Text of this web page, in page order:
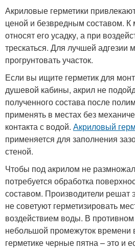
Акриловые герметики
ценой и безвредным составом.
относят его усадку, а при
трескаться. Для лучшей адгезии
прогрунтовать участок.
Если вы ищите герметик для
душевой кабины, акрил не
полученного состава после
применять в местах без
контакта с водой. Акриловый
применяется для заполнения
стеной.
Чтобы под акрилом не
потребуется обработка
составом. Производители решат
не советуют герметизировать
воздействием воды. В
небольшой промежуток времени
герметике черные пятна – это и